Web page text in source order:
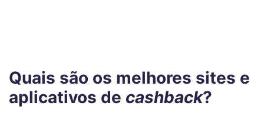
Quais são os melhores sites e
aplicativos de cashback?